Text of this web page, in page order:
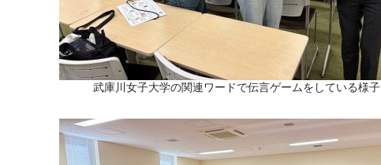
武庫川女子大学の関連ワードで伝言ゲームをしている様子